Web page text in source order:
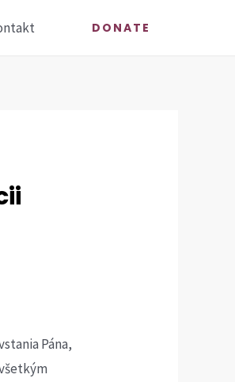
DONATE
Pána,